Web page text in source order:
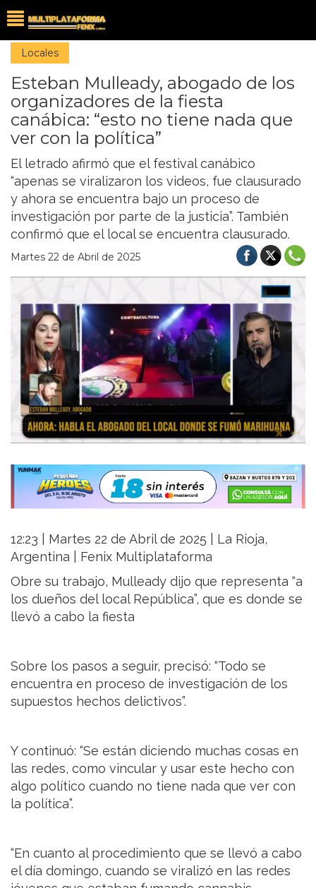
Locales
Esteban Mulleady, abogado de los
organizadores de la fiesta
canábica: “esto no tiene nada que
ver con la política”
El letrado afirmó que el festival canábico
“apenas se viralizaron los videos, fue clausurado
y ahora se encuentra bajo un proceso de
investigación por parte de la justicia”. También
confirmó que el local se encuentra clausurado.
Martes 22 de Abril de 2025
12:23 | Martes 22 de Abril de 2025 | La Rioja,
Argentina | Fenix Multiplataforma
Obre su trabajo, Mulleady dijo que representa “a
los dueños del local República”, que es donde se
llevó a cabo la fiesta
Sobre los pasos a seguir, precisó: “Todo se
encuentra en proceso de investigación de los
supuestos hechos delictivos”.
Y continuó: “Se están diciendo muchas cosas en
las redes, como vincular y usar este hecho con
algo político cuando no tiene nada que ver con
la política”.
“En cuanto al procedimiento que se llevó a cabo
el día domingo, cuando se viralizó en las redes